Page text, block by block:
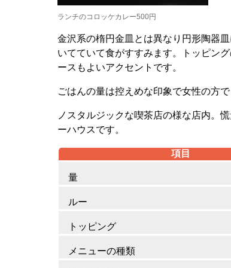
ランチのコロッケカレー500円
金沢系の楕円金皿とは異なり円形陶器
いてていて食がすすみます。トッピン
ースもよいアクセントです。
ごはんの量は控えめな印象で女性の方
ノスタルジックな喫茶店の様な店内。
ーハウスです。
項目
量
ルー
トッピング
メニューの種類